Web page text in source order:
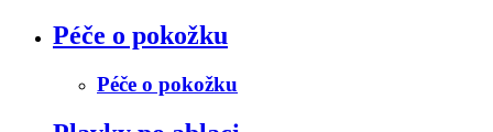
Péče o pokožku
Péče o pokožku